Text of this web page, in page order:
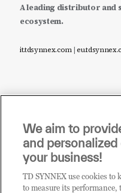
A leading distributor and
ecosystem.
it.tdsynnex.com|
Sei un rivenditore di
i prodotti o le
CLICCA
We aim to
and
your business!
TD SYNNEX use cookies to
to measure its performance,